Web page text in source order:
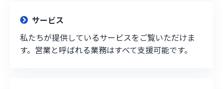
サービス
私たちが提供しているサービスをご覧いただけま
す。営業と呼ばれる業務はすべて支援可能です。